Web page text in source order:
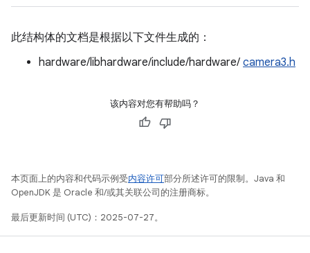
此结构体的文档是根据以下文件生成的：
hardware/libhardware/include/hardware/ camera3.h
该内容对您有帮助吗？
本页面上的内容和代码示例受内容许可部分所述许可的限制。Java 和
OpenJDK 是 Oracle 和/或其关联公司的注册商标。
最后更新时间 (UTC)：2025-07-27。